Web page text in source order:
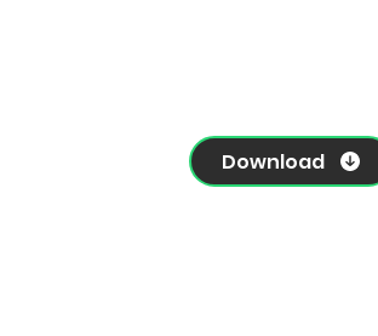
Download